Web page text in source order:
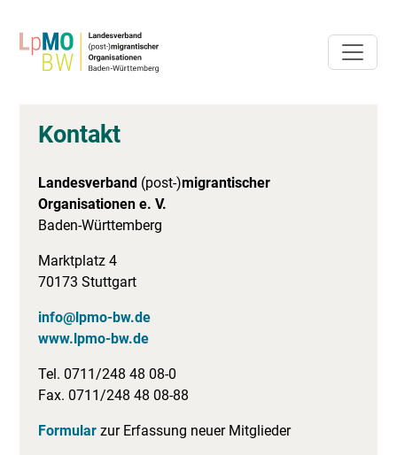
Kontakt
Landesverband (post-)migrantischer
Organisationen e. V.
Baden-Württemberg
Marktplatz 4
70173 Stuttgart
info@lpmo-bw.de
www.lpmo-bw.de
Tel. 0711/248 48 08-0
Fax. 0711/248 48 08-88
Formular zur Erfassung neuer Mitglieder